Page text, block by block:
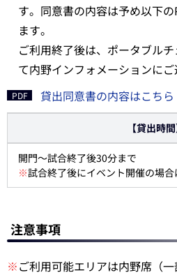
す。同意書の内容は予め以下
ます。
ご利用終了後は、ポータブル
て内野インフォメーションにご
貸出同意書の内容はこちら
【貸出時間
開門～試合終了後30分まで
※試合終了後にイベント開催の場
注意事項
※ご利用可能エリアは内野席（一